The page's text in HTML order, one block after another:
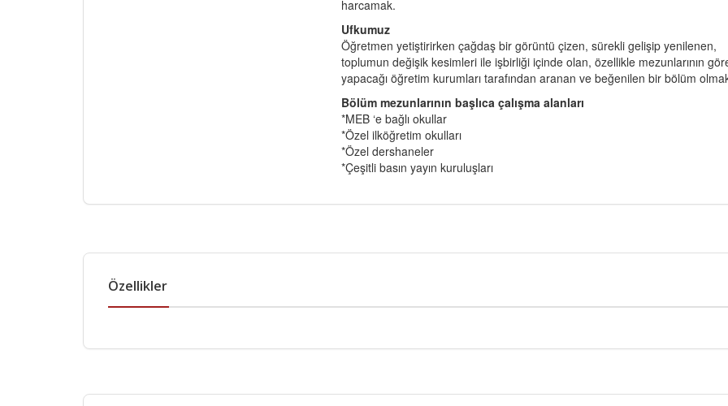
harcamak.
Ufkumuz
Öğretmen yetiştirirken çağdaş bir görüntü çizen, sürekli gelişip yenilenen,
toplumun değişik kesimleri ile işbirliği içinde olan, özellikle mezunlarının
yapacağı öğretim kurumları tarafından aranan ve beğenilen bir bölüm
Bölüm mezunlarının başlıca çalışma alanları
*MEB ‘e bağlı okullar
*Özel ilköğretim okulları
*Özel dershaneler
*Çeşitli basın yayın kuruluşları
Özellikler